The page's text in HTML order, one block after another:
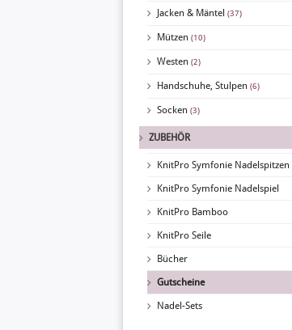
Jacken & Mäntel (37)
Mützen (10)
Westen (2)
Handschuhe, Stulpen (6)
Socken (3)
ZUBEHÖR
KnitPro Symfonie Nadelspitzen
KnitPro Symfonie Nadelspiel
KnitPro Bamboo
KnitPro Seile
Bücher
Gutscheine
Nadel-Sets